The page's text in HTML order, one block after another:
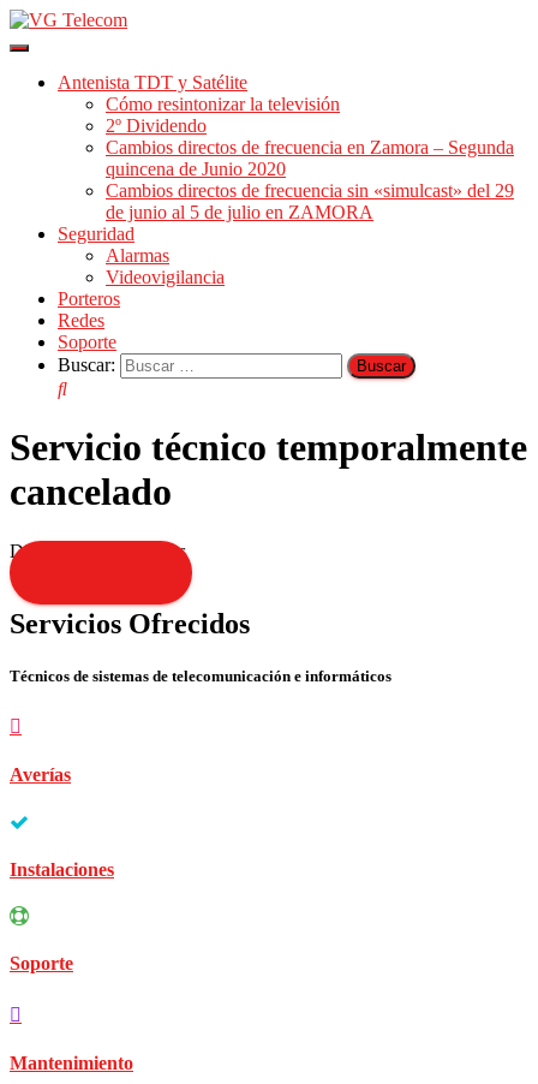
Cambiar
navegación
Antenista TDT y Satélite
Cómo resintonizar la televisión
2º Dividendo
Cambios directos de frecuencia en Zamora – Segunda
quincena de Junio 2020
Cambios directos de frecuencia sin «simulcast» del 29
de junio al 5 de julio en ZAMORA
Seguridad
Alarmas
Videovigilancia
Porteros
Redes
Soporte
Buscar:
Servicio técnico temporalmente
cancelado
Disculpen las molestias
Servicios Ofrecidos
Técnicos de sistemas de telecomunicación e informáticos
Averías
Instalaciones
Soporte
Mantenimiento